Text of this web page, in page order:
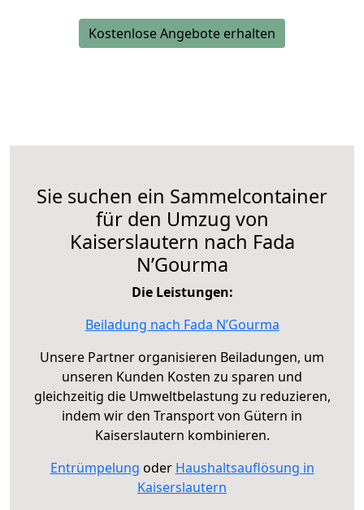
Kostenlose Angebote erhalten
Sie suchen ein Sammelcontainer
für den Umzug von
Kaiserslautern nach Fada
N’Gourma
Die Leistungen:
Beiladung nach Fada N’Gourma
Unsere Partner organisieren Beiladungen, um
unseren Kunden Kosten zu sparen und
gleichzeitig die Umweltbelastung zu reduzieren,
indem wir den Transport von Gütern in
Kaiserslautern kombinieren.
Entrümpelung oder Haushaltsauflösung in
Kaiserslautern